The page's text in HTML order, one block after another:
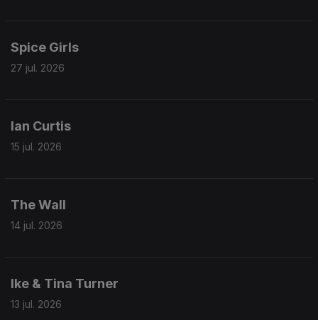
Spice Girls
27 jul. 2026
Ian Curtis
15 jul. 2026
The Wall
14 jul. 2026
Ike & Tina Turner
13 jul. 2026